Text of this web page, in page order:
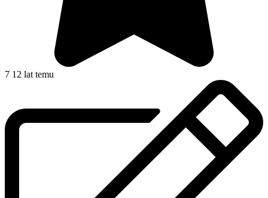
7 12 lat temu